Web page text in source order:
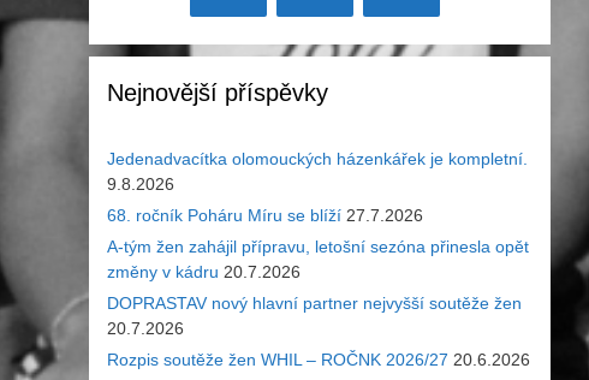
Nejnovější příspěvky
Jedenadvacítka olomouckých házenkářek je kompletní.
9.8.2026
68. ročník Poháru Míru se blíží 27.7.2026
A-tým žen zahájil přípravu, letošní sezóna přinesla opět
změny v kádru 20.7.2026
DOPRASTAV nový hlavní partner nejvyšší soutěže žen
20.7.2026
Rozpis soutěže žen WHIL – ROČNK 2026/27 20.6.2026